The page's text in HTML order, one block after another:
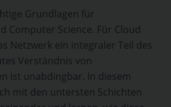
Grundlagen für
Computer Science. Für Cloud
Netzwerk ein integraler Teil des
Verständnis von
ist unabdingbar. In diesem
mit den untersten Schichten